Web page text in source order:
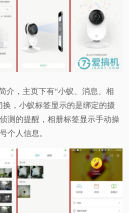
介，主页下有“小蚁、消息、相
换，小蚁标签显示的是绑定的摄
测的提醒，相册标签显示手动操
个人信息。